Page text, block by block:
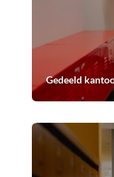
Gedeeld